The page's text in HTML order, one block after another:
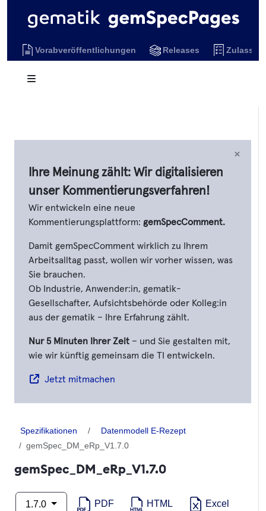
Vorabveröffentlichungen Releases
×
Ihre Meinung zählt: Wir digitalisieren
unser Kommentierungsverfahren!
Wir entwickeln eine neue
Kommentierungsplattform: gemSpecComment.
Damit gemSpecComment wirklich zu Ihrem
Arbeitsalltag passt, wollen wir vorher wissen, was
Sie brauchen.
Ob Industrie, Anwender:in, gematik-
Gesellschafter, Aufsichtsbehörde oder Kolleg:in
aus der gematik – Ihre Erfahrung zählt.
Nur 5 Minuten Ihrer Zeit – und Sie gestalten mit,
wie wir künftig gemeinsam die TI entwickeln.
Jetzt mitmachen
Spezifikationen
Datenmodell E-Rezept
gemSpec_DM_eRp_V1.7.0
gemSpec_DM_eRp_V1.7.0
1.7.0 PDF HTML Excel